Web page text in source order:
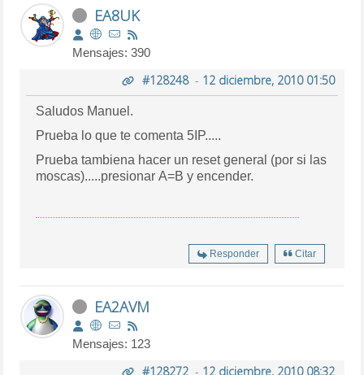
EA8UK
Mensajes: 390
#128248- 12 diciembre, 2010 01:50
Saludos Manuel.
Prueba lo que te comenta 5IP.....
Prueba tambiena hacer un reset general (por si las
moscas).....presionar A=B y encender.
Responder Citar
EA2AVM
Mensajes: 123
#128272- 12 diciembre, 2010 08:32